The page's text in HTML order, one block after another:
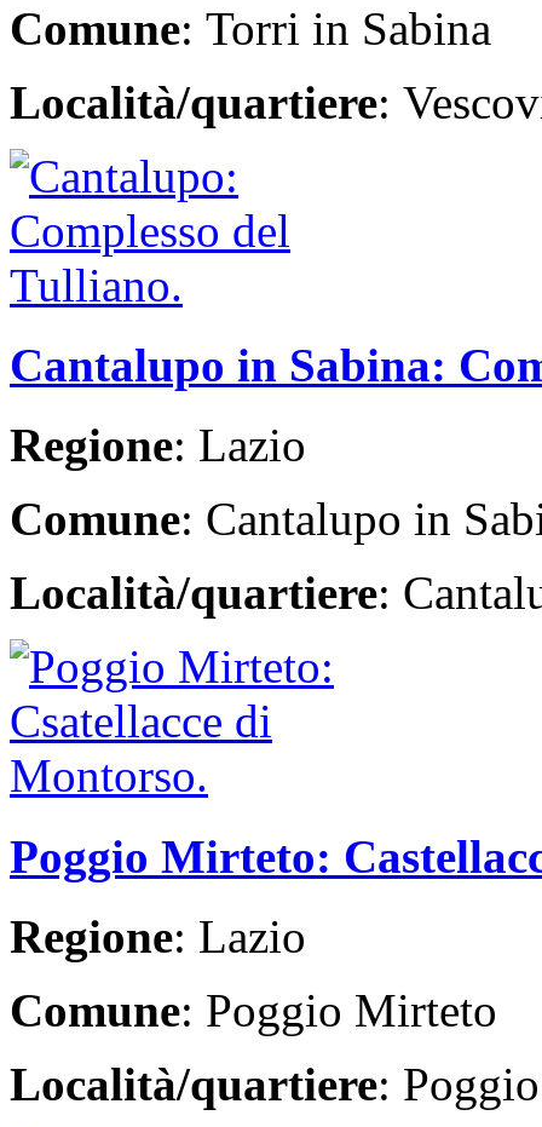
Comune: Torri in Sabina
Località/quartiere:
Cantalupo in Sabina:
Regione: Lazio
Comune: Cantalupo in
Località/quartiere:
Poggio Mirteto:
Regione: Lazio
Comune: Poggio Mirteto
Località/quartiere: